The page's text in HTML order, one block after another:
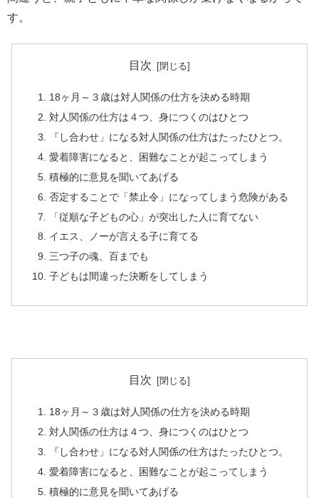
す。
目次
18ヶ月～３歳は対人関係の仕方を決める時期
対人関係の仕方は４つ、身につくのはひとつ
『し合わせ」になる対人関係の仕方はたったひとつ。
愛着障害になると、困難なことが起こってしまう
積極的に意見を聞いてあげる
否定することで「禁止令」になってしまう危険がある
「従順な子どもの心」が突出した人に育てない
イエス、ノーが言える子に育てる
三つ子の魂、百までも
子どもは間違った決断をしてしまう
目次
18ヶ月～３歳は対人関係の仕方を決める時期
対人関係の仕方は４つ、身につくのはひとつ
『し合わせ」になる対人関係の仕方はたったひとつ。
愛着障害になると、困難なことが起こってしまう
積極的に意見を聞いてあげる